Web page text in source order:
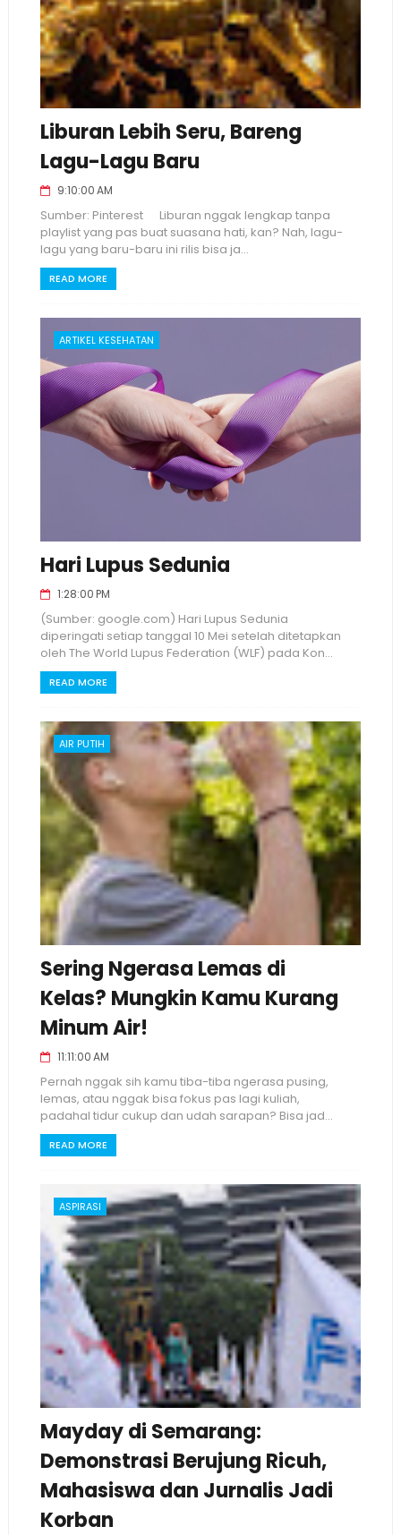
Liburan Lebih Seru, Bareng
Lagu-Lagu Baru
9:10:00 AM
Sumber: Pinterest Liburan nggak lengkap tanpa
playlist yang pas buat suasana hati, kan? Nah, lagu-
lagu yang baru-baru ini rilis bisa ja...
READ MORE
ARTIKEL KESEHATAN
Hari Lupus Sedunia
1:28:00 PM
(Sumber: google.com) Hari Lupus Sedunia
diperingati setiap tanggal 10 Mei setelah ditetapkan
oleh The World Lupus Federation (WLF) pada Kon...
READ MORE
AIR PUTIH
Sering Ngerasa Lemas di
Kelas? Mungkin Kamu Kurang
Minum Air!
11:11:00 AM
Pernah nggak sih kamu tiba-tiba ngerasa pusing,
lemas, atau nggak bisa fokus pas lagi kuliah,
padahal tidur cukup dan udah sarapan? Bisa jad...
READ MORE
ASPIRASI
Mayday di Semarang:
Demonstrasi Berujung Ricuh,
Mahasiswa dan Jurnalis Jadi
Korban